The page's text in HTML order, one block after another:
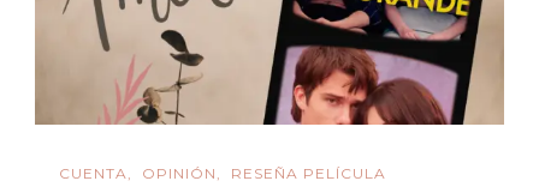
CUENTA OPINIÓN RESEÑA PELÍCULA